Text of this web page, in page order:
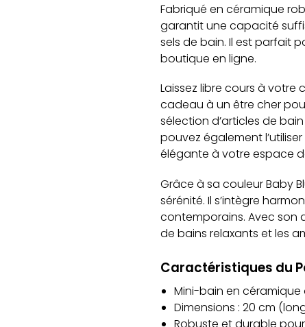
Fabriqué en céramique
garantit une capacité
sels de bain. Il est parfait
boutique en ligne.
Laissez libre cours à
cadeau à un être cher
sélection d’articles de
pouvez également
élégante à votre espace
Grâce à sa couleur Baby
sérénité. Il s’intègre
contemporains. Avec son
de bains relaxants et les
Caractéristiques du
Mini-bain en
Dimensions : 20 cm
Robuste et durable